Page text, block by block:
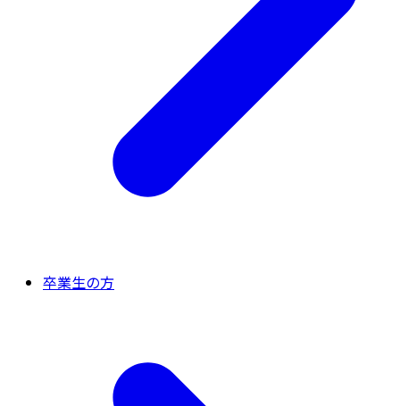
卒業生の方